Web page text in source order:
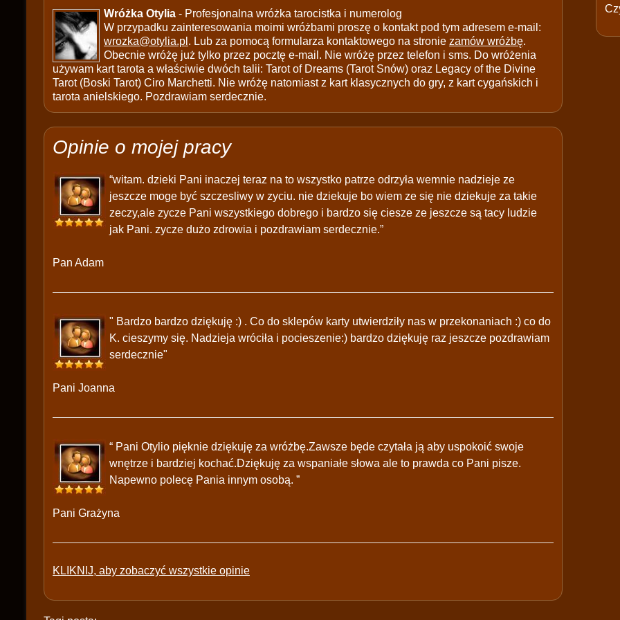
Wróżka Otylia - Profesjonalna wróżka tarocistka i numerolog
W przypadku zainteresowania moimi wróżbami proszę o kontakt pod tym adresem e-mail:
wrozka@otylia.pl . Lub za pomocą formularza kontaktowego na stronie zamów wróżbę.
Obecnie wróżę już tylko przez pocztę e-mail. Nie wróżę przez telefon i sms. Do wróżenia
używam kart tarota a właściwie dwóch talii: Tarot of Dreams (Tarot Snów) oraz Legacy of the Divine
Tarot (Boski Tarot) Ciro Marchetti. Nie wróżę natomiast z kart klasycznych do gry, z kart cygańskich i
tarota anielskiego. Pozdrawiam serdecznie.
Opinie o mojej pracy
“witam. dzieki Pani inaczej teraz na to wszystko patrze odrzyła wemnie nadzieje ze
jeszcze moge być szczesliwy w zyciu. nie dziekuje bo wiem ze się nie dziekuje za takie
zeczy,ale zycze Pani wszystkiego dobrego i bardzo się ciesze ze jeszcze są tacy ludzie
jak Pani. zycze dużo zdrowia i pozdrawiam serdecznie.”
Pan Adam
" Bardzo bardzo dziękuję :) . Co do sklepów karty utwierdziły nas w przekonaniach :) co do
K. cieszymy się. Nadzieja wróciła i pocieszenie:) bardzo dziękuję raz jeszcze pozdrawiam
serdecznie"
Pani Joanna
“ Pani Otylio pięknie dziękuję za wróżbę.Zawsze będe czytała ją aby uspokoić swoje
wnętrze i bardziej kochać.Dziękuję za wspaniałe słowa ale to prawda co Pani pisze.
Napewno polecę Pania innym osobą. ”
Pani Grażyna
KLIKNIJ, aby zobaczyć wszystkie opinie